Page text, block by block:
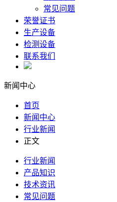
常见问题
荣誉证书
生产设备
检测设备
联系我们
新闻中心
首页
新闻中心
行业新闻
正文
行业新闻
产品知识
技术资讯
常见问题